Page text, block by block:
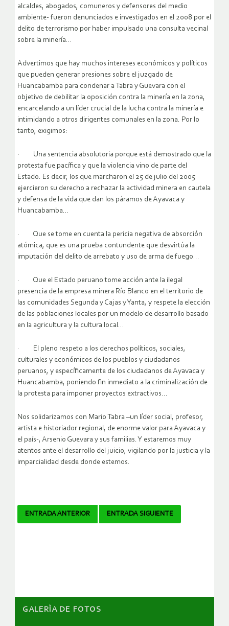
alcaldes, abogados, comuneros y defensores del medio
ambiente- fueron denunciados e investigados en el 2008 por el
delito de terrorismo por haber impulsado una consulta vecinal
sobre la minería…
Advertimos que hay muchos intereses económicos y políticos
que pueden generar presiones sobre el juzgado de
Huancabamba para condenar a Tabra y Guevara con el
objetivo de debilitar la oposición contra la minería en la zona,
encarcelando a un líder crucial de la lucha contra la minería e
intimidando a otros dirigentes comunales en la zona. Por lo
tanto, exigimos:
· Una sentencia absolutoria porque está demostrado que la
protesta fue pacífica y que la violencia vino de parte del
Estado. Es decir, los que marcharon el 25 de julio del 2005
ejercieron su derecho a rechazar la actividad minera en cautela
y defensa de la vida que dan los páramos de Ayavaca y
Huancabamba…
· Que se tome en cuenta la pericia negativa de absorción
atómica, que es una prueba contundente que desvirtúa la
imputación del delito de arrebato y uso de arma de fuego…
· Que el Estado peruano tome acción ante la ilegal
presencia de la empresa minera Río Blanco en el territorio de
las comunidades Segunda y Cajas y Yanta, y respete la elección
de las poblaciones locales por un modelo de desarrollo basado
en la agricultura y la cultura local…
· El pleno respeto a los derechos políticos, sociales,
culturales y económicos de los pueblos y ciudadanos
peruanos, y específicamente de los ciudadanos de Ayavaca y
Huancabamba, poniendo fin inmediato a la criminalización de
la protesta para imponer proyectos extractivos…
Nos solidarizamos con Mario Tabra –un líder social, profesor,
artista e historiador regional, de enorme valor para Ayavaca y
el país-, Arsenio Guevara y sus familias. Y estaremos muy
atentos ante el desarrollo del juicio, vigilando por la justicia y la
imparcialidad desde donde estemos.
Navegador
ENTRADA ANTERIOR ENTRADA SIGUIENTE
GALERÌA DE FOTOS